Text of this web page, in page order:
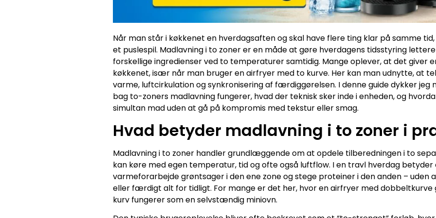
Når man står i køkkenet en hverdagsaften og skal have flere ting klar på samme
et puslespil. Madlavning i to zoner er en måde at gøre hverdagens tidsstyring
forskellige ingredienser ved to temperaturer samtidig. Mange oplever, at det giver
køkkenet, især når man bruger en airfryer med to kurve. Her kan man udnytte, at
varme, luftcirkulation og synkronisering af færdiggørelsen. I denne guide dykker jeg
bag to-zoners madlavning fungerer, hvad der teknisk sker inde i enheden, og
simultan mad uden at gå på kompromis med tekstur eller smag.
Hvad betyder madlavning i to zoner i
Madlavning i to zoner handler grundlæggende om at opdele tilberedningen i to
kan køre med egen temperatur, tid og ofte også luftflow. I en travl hverdag betyder
varmeforarbejde grøntsager i den ene zone og stege proteiner i den anden –
eller færdigt alt for tidligt. For mange er det her, hvor en airfryer med dobbeltkurve
kurv fungerer som en selvstændig miniovn.